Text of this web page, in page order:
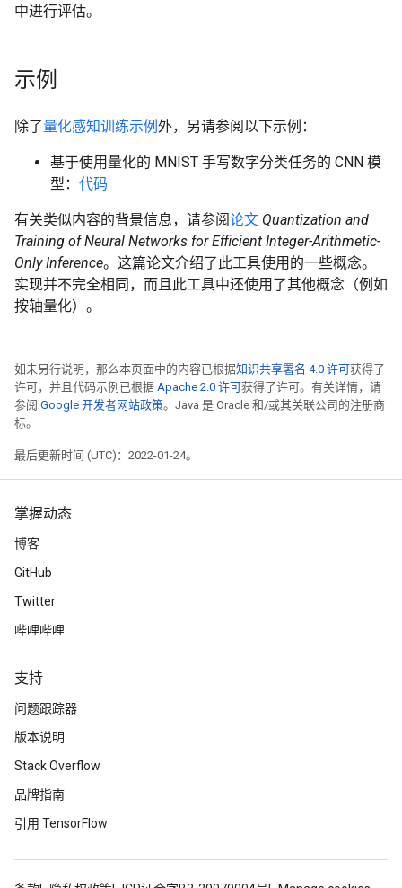
中进行评估。
示例
除了量化感知训练示例 外，另请参阅以下示例：
基于使用量化的 MNIST 手写数字分类任务的 CNN 模
型： 代码
有关类似内容的背景信息，请参阅论文 Quantization and
Training of Neural Networks for Efficient Integer-Arithmetic-
Only Inference。这篇论文介绍了此工具使用的一些概念。
实现并不完全相同，而且此工具中还使用了其他概念（例如
按轴量化）。
如未另行说明，那么本页面中的内容已根据知识共享署名 4.0 许可获得了
许可，并且代码示例已根据 Apache 2.0 许可获得了许可。有关详情，请
参阅 Google 开发者网站政策。Java 是 Oracle 和/或其关联公司的注册商
标。
最后更新时间 (UTC)：2022-01-24。
掌握动态
博客
GitHub
Twitter
哔哩哔哩
支持
问题跟踪器
版本说明
Stack Overflow
品牌指南
引用 TensorFlow